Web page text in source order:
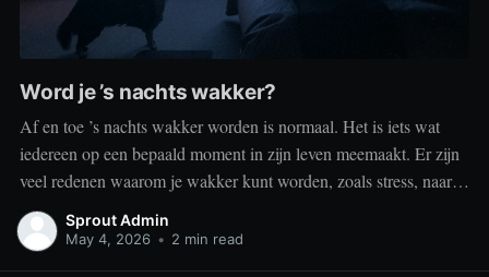
Word je ’s nachts wakker?
Af en toe ’s nachts wakker worden is normaal. Het is iets wat
iedereen op een bepaald moment in zijn leven meemaakt. Er zijn
veel redenen waarom je wakker kunt worden, zoals stress, naar
het toilet moeten, je omgeving of medische aandoeningen die je
slaap beïnvloeden. Dit is geen probleem
Sprout Admin
May 4, 2026 • 2 min read